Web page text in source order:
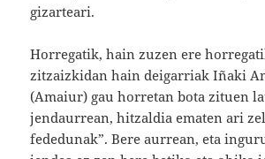
gizarteari.
Horregatik, hain zuzen ere
zitzaizkidan hain deigarriak Iñaki
(Amaiur) gau horretan bota zituen
jendaurrean, hitzaldia ematen ari
fededunak”. Bere aurrean, eta